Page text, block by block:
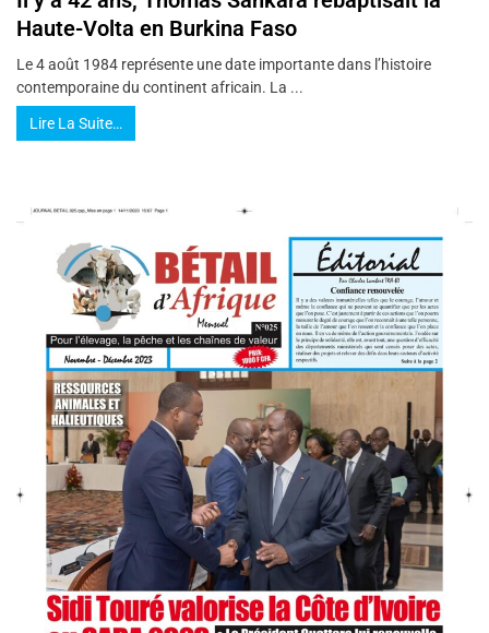
Haute-Volta en Burkina Faso
Le 4 août 1984 représente une date importante dans l’histoire
contemporaine du continent africain. La ...
Lire La Suite…